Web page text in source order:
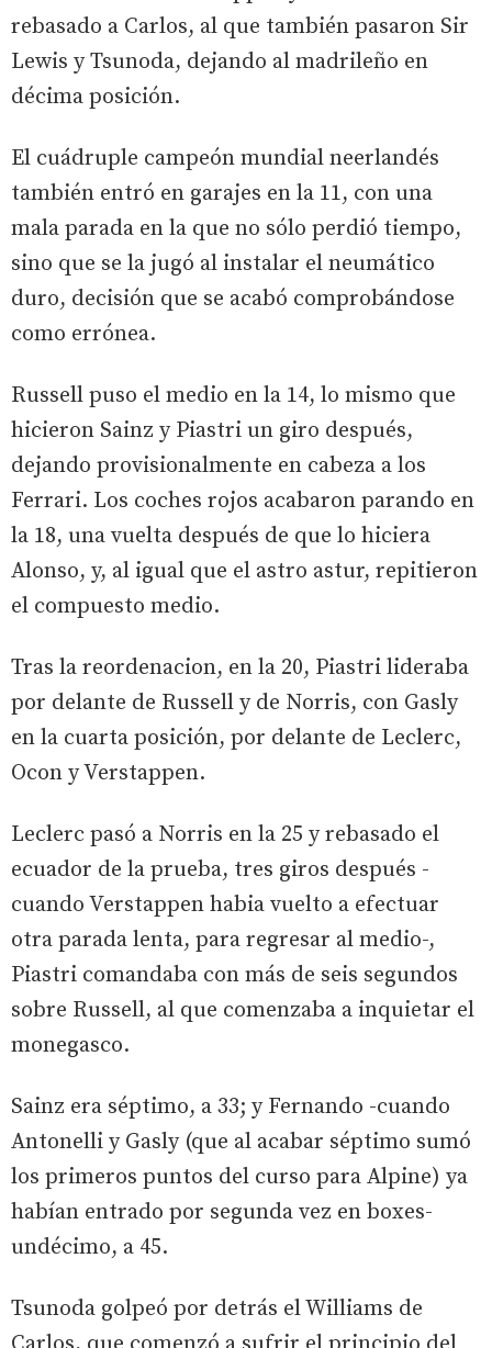
rebasado a Carlos, al que también pasaron Sir
Lewis y Tsunoda, dejando al madrileño en
décima posición.
El cuádruple campeón mundial neerlandés
también entró en garajes en la 11, con una
mala parada en la que no sólo perdió tiempo,
sino que se la jugó al instalar el neumático
duro, decisión que se acabó comprobándose
como errónea.
Russell puso el medio en la 14, lo mismo que
hicieron Sainz y Piastri un giro después,
dejando provisionalmente en cabeza a los
Ferrari. Los coches rojos acabaron parando en
la 18, una vuelta después de que lo hiciera
Alonso, y, al igual que el astro astur, repitieron
el compuesto medio.
Tras la reordenacion, en la 20, Piastri lideraba
por delante de Russell y de Norris, con Gasly
en la cuarta posición, por delante de Leclerc,
Ocon y Verstappen.
Leclerc pasó a Norris en la 25 y rebasado el
ecuador de la prueba, tres giros después -
cuando Verstappen habia vuelto a efectuar
otra parada lenta, para regresar al medio-,
Piastri comandaba con más de seis segundos
sobre Russell, al que comenzaba a inquietar el
monegasco.
Sainz era séptimo, a 33; y Fernando -cuando
Antonelli y Gasly (que al acabar séptimo sumó
los primeros puntos del curso para Alpine) ya
habían entrado por segunda vez en boxes-
undécimo, a 45.
Tsunoda golpeó por detrás el Williams de